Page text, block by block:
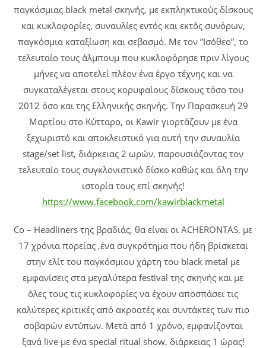
παγκόσμιας black metal σκηνής, με εκπληκτικούς δίσκους
και κυκλοφορίες, συναυλίες εντός και εκτός συνόρων,
παγκόσμια καταξίωση και σεβασμό. Με τον ”Ισόθεο”, το
τελευταίο τους άλμπουμ που κυκλοφόρησε πριν λίγους
μήνες να αποτελεί πλέον ένα έργο τέχνης και να
συγκαταλέγεται στους κορυφαίους δίσκους τόσο του
2012 όσο και της Ελληνικής σκηνής. Την Παρασκευή 29
Μαρτίου στο Κύτταρο, οι Kawir γιορτάζουν με ένα
ξεχωριστό και αποκλειστικό για αυτή την συναυλία
stage/set list, διάρκειας 2 ωρών, παρουσιάζοντας τον
τελευταίο τους συγκλονιστικό δίσκο καθώς και όλη την
ιστορία τους επί σκηνής!
https://www.facebook.com/kawirblackmetal
Co – Headliners της βραδιάς, θα είναι οι ACHERONTAS, με
17 χρόνια πορείας ,ένα συγκρότημα που ήδη βρίσκεται
στην ελίτ του παγκόσμιου χάρτη του black metal με
εμφανίσεις στα μεγαλύτερα festival της σκηνής και με
όλες τους τις κυκλοφορίες να έχουν αποσπάσει τις
καλύτερες κριτικές από ακροατές και συντάκτες των πιο
σοβαρών εντύπων. Μετά από 1 χρόνο, εμφανίζονται
ξανά live με ένα special ritual show, διάρκειας 1 ώρας!